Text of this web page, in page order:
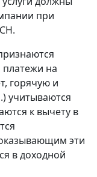
при
на
горячую и
учитываются
к вычету в
эти
в доходной